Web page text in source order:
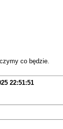
co będzie.
22:51:51